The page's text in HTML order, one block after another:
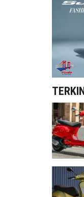
TERKINI